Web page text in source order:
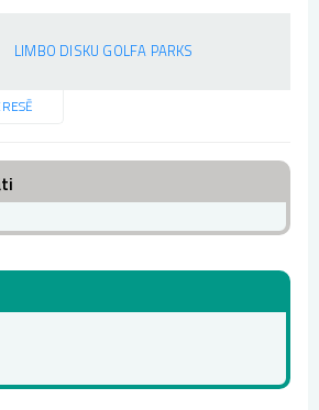
LIMBO DISKU GOLFA PARKS